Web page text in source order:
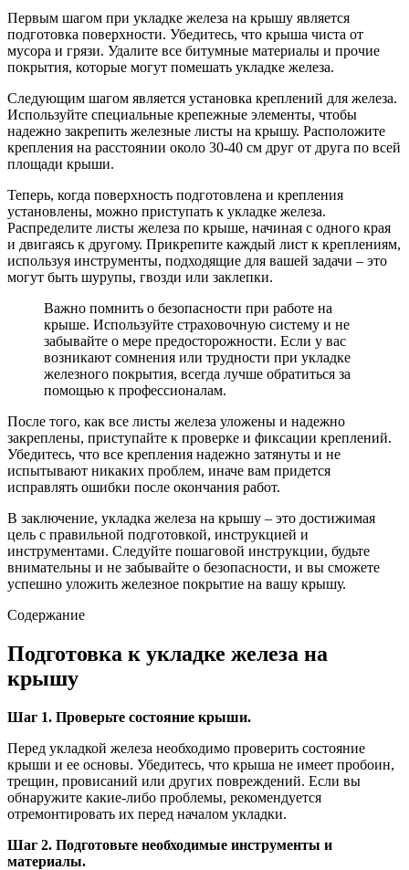
Первым шагом при укладке железа на крышу является
подготовка поверхности. Убедитесь, что крыша чиста от
мусора и грязи. Удалите все битумные материалы и прочие
покрытия, которые могут помешать укладке железа.
Следующим шагом является установка креплений для железа.
Используйте специальные крепежные элементы, чтобы
надежно закрепить железные листы на крышу. Расположите
крепления на расстоянии около 30-40 см друг от друга по всей
площади крыши.
Теперь, когда поверхность подготовлена и крепления
установлены, можно приступать к укладке железа.
Распределите листы железа по крыше, начиная с одного края
и двигаясь к другому. Прикрепите каждый лист к креплениям,
используя инструменты, подходящие для вашей задачи – это
могут быть шурупы, гвозди или заклепки.
Важно помнить о безопасности при работе на
крыше. Используйте страховочную систему и не
забывайте о мере предосторожности. Если у вас
возникают сомнения или трудности при укладке
железного покрытия, всегда лучше обратиться за
помощью к профессионалам.
После того, как все листы железа уложены и надежно
закреплены, приступайте к проверке и фиксации креплений.
Убедитесь, что все крепления надежно затянуты и не
испытывают никаких проблем, иначе вам придется
исправлять ошибки после окончания работ.
В заключение, укладка железа на крышу – это достижимая
цель с правильной подготовкой, инструкцией и
инструментами. Следуйте пошаговой инструкции, будьте
внимательны и не забывайте о безопасности, и вы сможете
успешно уложить железное покрытие на вашу крышу.
Содержание
Подготовка к укладке железа на
крышу
Шаг 1. Проверьте состояние крыши.
Перед укладкой железа необходимо проверить состояние
крыши и ее основы. Убедитесь, что крыша не имеет пробоин,
трещин, провисаний или других повреждений. Если вы
обнаружите какие-либо проблемы, рекомендуется
отремонтировать их перед началом укладки.
Шаг 2. Подготовьте необходимые инструменты и
материалы.